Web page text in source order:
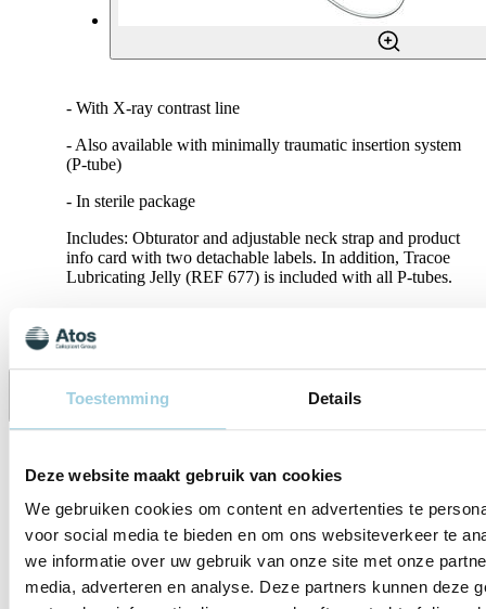
Toestemming Details
Deze website maakt gebruik van cookies
We gebruiken cookies om content en advertenties te
voor social media te bieden en om ons websiteverkeer te
we informatie over uw gebruik van onze site met onze
media, adverteren en analyse. Deze partners kunnen deze
- With X-ray contrast line
- Also available with minimally traumatic insertion system
(P-tube)
- In sterile package
Includes: Obturator and adjustable neck strap and product
info card with two detachable labels. In addition, Tracoe
Lubricating Jelly (REF 677) is included with all P-tubes.
Specificaties
Bewaren